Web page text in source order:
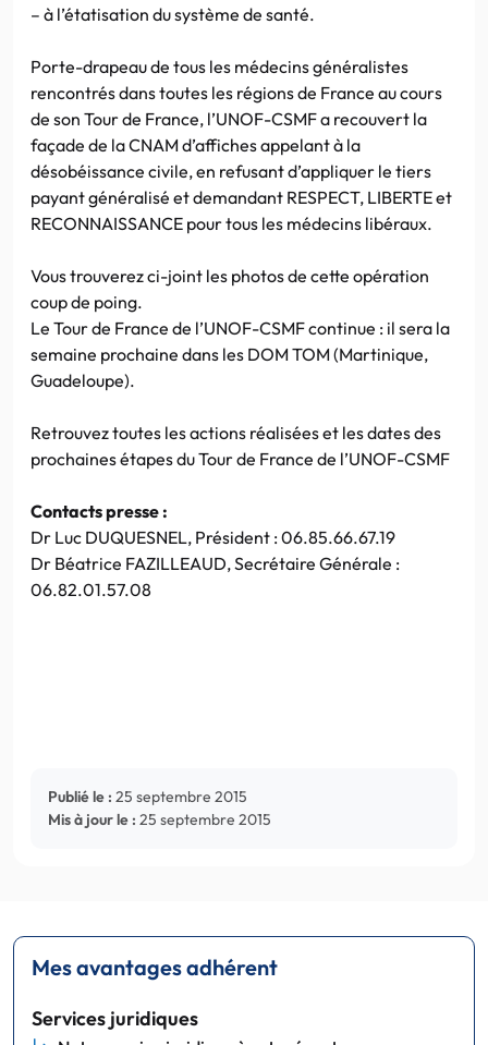
– à l’étatisation du système de santé.
Porte-drapeau de tous les médecins généralistes
rencontrés dans toutes les régions de France au cours
de son Tour de France, l’UNOF-CSMF a recouvert la
façade de la CNAM d’affiches appelant à la
désobéissance civile, en refusant d’appliquer le tiers
payant généralisé et demandant RESPECT, LIBERTE et
RECONNAISSANCE pour tous les médecins libéraux.
Vous trouverez ci-joint les photos de cette opération
coup de poing.
Le Tour de France de l’UNOF-CSMF continue : il sera la
semaine prochaine dans les DOM TOM (Martinique,
Guadeloupe).
Retrouvez toutes les actions réalisées et les dates des
prochaines étapes du Tour de France de l’UNOF-CSMF
Contacts presse :
Dr Luc DUQUESNEL, Président : 06.85.66.67.19
Dr Béatrice FAZILLEAUD, Secrétaire Générale :
06.82.01.57.08
Publié le : 25 septembre 2015
Mis à jour le : 25 septembre 2015
Mes avantages adhérent
Services juridiques